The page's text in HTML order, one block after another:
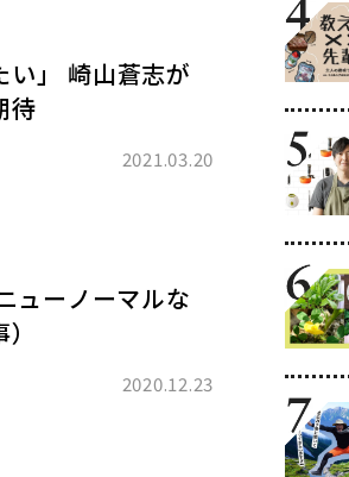
い」 崎山蒼志が
待
2021.03.20
ューノーマルな
2020.12.23